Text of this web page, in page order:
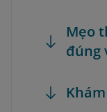
Mẹo
đúng